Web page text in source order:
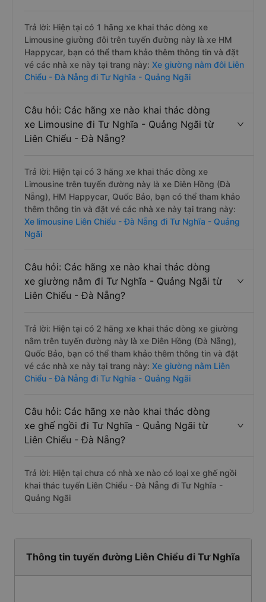
Trả lời: Hiện tại có 1 hãng xe khai thác dòng xe
Limousine giường đôi trên tuyến đường này là xe HM
Happycar, bạn có thể tham khảo thêm thông tin và đặt
vé các nhà xe này tại trang này: Xe giường nằm đôi Liên
Chiểu - Đà Nẵng đi Tư Nghĩa - Quảng Ngãi
Câu hỏi: Các hãng xe nào khai thác dòng
xe Limousine đi Tư Nghĩa - Quảng Ngãi từ
Liên Chiểu - Đà Nẵng?
Trả lời: Hiện tại có 3 hãng xe khai thác dòng xe
Limousine trên tuyến đường này là xe Diên Hồng (Đà
Nẵng), HM Happycar, Quốc Bảo, bạn có thể tham khảo
thêm thông tin và đặt vé các nhà xe này tại trang này:
Xe limousine Liên Chiểu - Đà Nẵng đi Tư Nghĩa - Quảng
Ngãi
Câu hỏi: Các hãng xe nào khai thác dòng
xe giường nằm đi Tư Nghĩa - Quảng Ngãi từ
Liên Chiểu - Đà Nẵng?
Trả lời: Hiện tại có 2 hãng xe khai thác dòng xe giường
nằm trên tuyến đường này là xe Diên Hồng (Đà Nẵng),
Quốc Bảo, bạn có thể tham khảo thêm thông tin và đặt
vé các nhà xe này tại trang này: Xe giường nằm Liên
Chiểu - Đà Nẵng đi Tư Nghĩa - Quảng Ngãi
Câu hỏi: Các hãng xe nào khai thác dòng
xe ghế ngồi đi Tư Nghĩa - Quảng Ngãi từ
Liên Chiểu - Đà Nẵng?
Trả lời: Hiện tại chưa có nhà xe nào có loại xe ghế ngồi
khai thác tuyến Liên Chiểu - Đà Nẵng đi Tư Nghĩa -
Quảng Ngãi
Thông tin tuyến đường Liên Chiểu đi Tư Nghĩa